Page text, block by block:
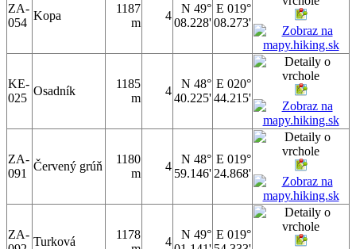
ZA-
054
Kopa
1187
m
4
N 49°
08.228'
E 019°
08.273'
KE-
025
Osadník
1185
m
4
N 48°
40.225'
E 020°
44.215'
ZA-
091
Červený grúň
1180
m
4
N 48°
59.146'
E 019°
24.868'
ZA-
Turková
1178
4
N 49° E 019°